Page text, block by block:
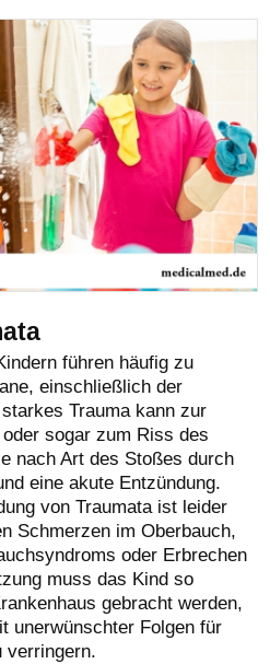
führen häufig zu
einschließlich der
Trauma kann zur
sogar zum Riss des
nach Art des Stoßes durch
eine akute Entzündung.
von Traumata ist leider
Schmerzen im Oberbauch,
oder Erbrechen
muss das Kind so
gebracht werden,
unerwünschter Folgen für
verringern.